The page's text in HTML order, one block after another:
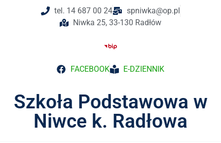
tel. 14 687 00 24
spniwka@op.pl
Niwka 25, 33-130 Radłów
FACEBOOK E-DZIENNIK
Szkoła Podstawowa w
Niwce k. Radłowa